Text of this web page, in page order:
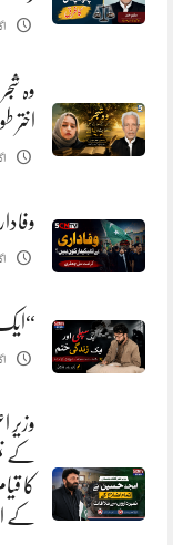
وہ
اختر
“ایک
وزیر
کے
کا
کے